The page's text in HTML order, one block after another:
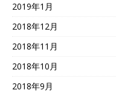
2019年1月
2018年12月
2018年11月
2018年10月
2018年9月